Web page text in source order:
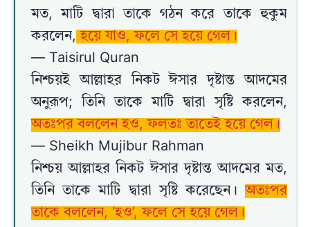
মত, মাটি দ্বারা তাকে গঠন করে তাকে হুকুম
করলেন, হয়ে যাও, ফলে সে হয়ে গেল।
— Taisirul Quran
নিশ্চয়ই আল্লাহর নিকট ঈসার দৃষ্টান্ত আদমের
অনুরূপ; তিনি তাকে মাটি দ্বারা সৃষ্টি করলেন,
অতঃপর বললেন হও, ফলতঃ তাতেই হয়ে গেল।
— Sheikh Mujibur Rahman
নিশ্চয় আল্লাহর নিকট ঈসার দৃষ্টান্ত আদমের মত,
তিনি তাকে মাটি দ্বারা সৃষ্টি করেছেন।অতঃপর
তাকে বললেন, ‘হও’, ফলে সে হয়ে গেল।